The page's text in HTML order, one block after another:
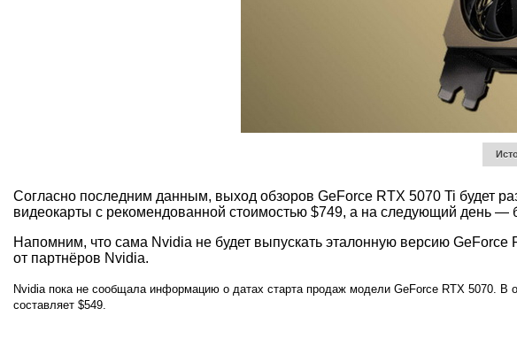
Согласно последним данным, выход обзоров GeForce RTX 5070 Ti будет
видеокарты с рекомендованной стоимостью $749, а на следующий день
Напомним, что сама Nvidia не будет выпускать эталонную версию GeForce
от партнёров Nvidia.
Nvidia пока не сообщала информацию о датах старта продаж модели GeForce RTX 5070. В
составляет $549.